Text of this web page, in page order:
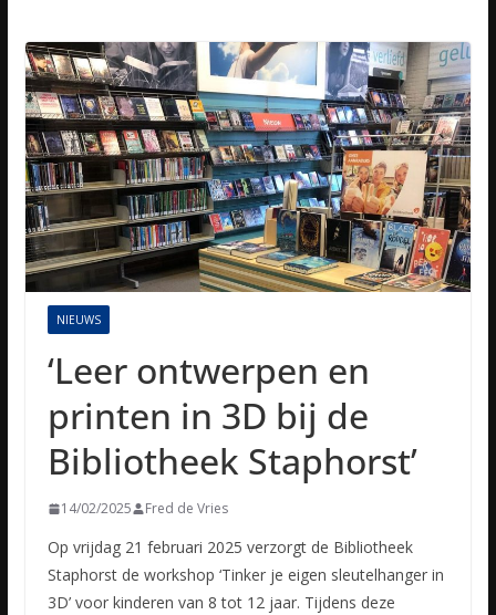
NIEUWS
‘Leer ontwerpen en
printen in 3D bij de
Bibliotheek Staphorst’
14/02/2025 Fred de Vries
Op vrijdag 21 februari 2025 verzorgt de Bibliotheek
Staphorst de workshop ‘Tinker je eigen sleutelhanger in
3D’ voor kinderen van 8 tot 12 jaar. Tijdens deze